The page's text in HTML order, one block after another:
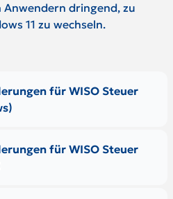
dringend, zu
11 zu wechseln.
für WISO Steuer
für WISO Steuer